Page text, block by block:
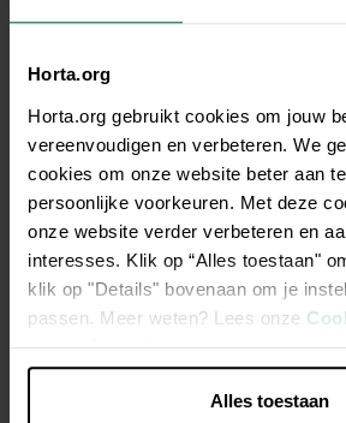
Horta.org
Horta.org gebruikt cookies om jouw
vereenvoudigen en verbeteren. We
cookies om onze website beter aan
persoonlijke voorkeuren. Met deze
onze website verder verbeteren en
interesses. Klik op “Alles toestaan"
klik op "Details" bovenaan om je
passen. Meer weten? Lees onze
meer informatie.
Alles toestaan
Beschrijving
Ecopots Saucer Rectangular Taupe -
Cm / Buiten L 53,5 X H 3,3 Cm
Met de hand afgewerkt